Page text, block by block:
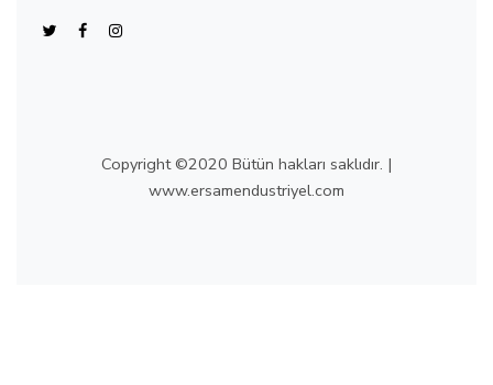
Copyright ©2020 Bütün hakları saklıdır. |
www.ersamendustriyel.com